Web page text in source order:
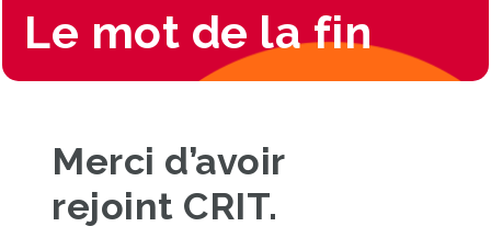
Le mot de la fin
Merci d’avoir
rejoint CRIT.